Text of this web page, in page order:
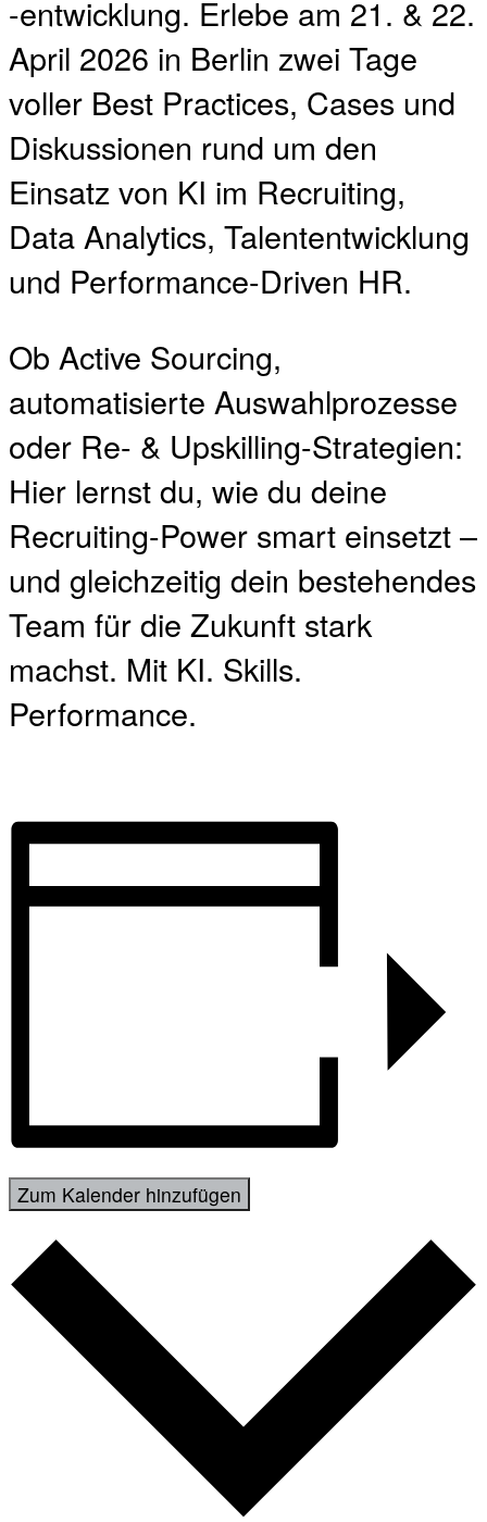
-entwicklung. Erlebe am 21. & 22.
April 2026 in Berlin zwei Tage
voller Best Practices, Cases und
Diskussionen rund um den
Einsatz von KI im Recruiting,
Data Analytics, Talententwicklung
und Performance-Driven HR.
Ob Active Sourcing,
automatisierte Auswahlprozesse
oder Re- & Upskilling-Strategien:
Hier lernst du, wie du deine
Recruiting-Power smart einsetzt –
und gleichzeitig dein bestehendes
Team für die Zukunft stark
machst. Mit KI. Skills.
Performance.
Zum Kalender hinzufügen